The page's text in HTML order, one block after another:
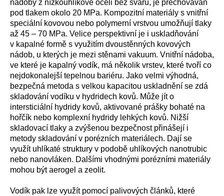
nádoby z nízkouhlíkové oceli bez svarů, je přechováván
pod tlakem okolo 20 MPa. Kompozitní materiály s vnitřní
speciální kovovou nebo polymerní vrstvou umožňují tlaky
až 45 – 70 MPa. Velice perspektivní je i uskladňování
v kapalné formě s využitím dvoustěnných kovových
nádob, u kterých je mezi stěnami vakuum. Vnitřní nádoba,
ve které je kapalný vodík, má několik vrstev, které tvoří co
nejdokonalejší tepelnou bariéru. Jako velmi výhodná,
bezpečná metoda s velkou kapacitou uskladnění se zdá
skladování vodíku v hydridech kovů. Může jít o
intersticiální hydridy kovů, aktivované prášky bohaté na
hořčík nebo komplexní hydridy lehkých kovů. Nižší
skladovací tlaky a zvýšenou bezpečnost přinášejí i
metody skladování v porézních materiálech. Dají se
využít uhlíkaté struktury v podobě uhlíkových nanotrubic
nebo nanovláken. Dalšími vhodnými porézními materiály
mohou být aerogel a zeolit.
Vodík pak lze využít pomocí palivových článků, které